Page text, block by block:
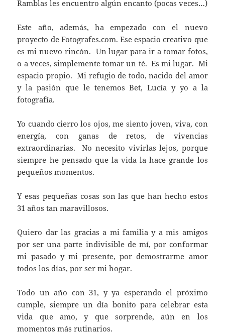
Ramblas les encuentro algún encanto (pocas veces…)
Este año, además, ha empezado con el nuevo
proyecto de Fotografes.com. Ese espacio creativo que
es mi nuevo rincón. Un lugar para ir a tomar fotos,
o a veces, simplemente tomar un té. Es mi lugar. Mi
espacio propio. Mi refugio de todo, nacido del amor
y la pasión que le tenemos Bet, Lucía y yo a la
fotografía.
Yo cuando cierro los ojos, me siento joven, viva, con
energía, con ganas de retos, de vivencias
extraordinarias. No necesito vivirlas lejos, porque
siempre he pensado que la vida la hace grande los
pequeños momentos.
Y esas pequeñas cosas son las que han hecho estos
31 años tan maravillosos.
Quiero dar las gracias a mi familia y a mis amigos
por ser una parte indivisible de mí, por conformar
mi pasado y mi presente, por demostrarme amor
todos los días, por ser mi hogar.
Todo un año con 31, y ya esperando el próximo
cumple, siempre un día bonito para celebrar esta
vida que amo, y que sorprende, aún en los
momentos más rutinarios.